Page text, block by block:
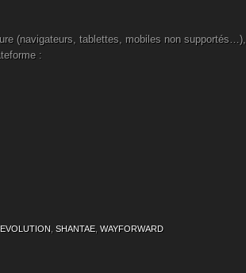
(navigateurs, tablettes, mobiles non supportés…),
:
SHANTAE WAYFORWARD